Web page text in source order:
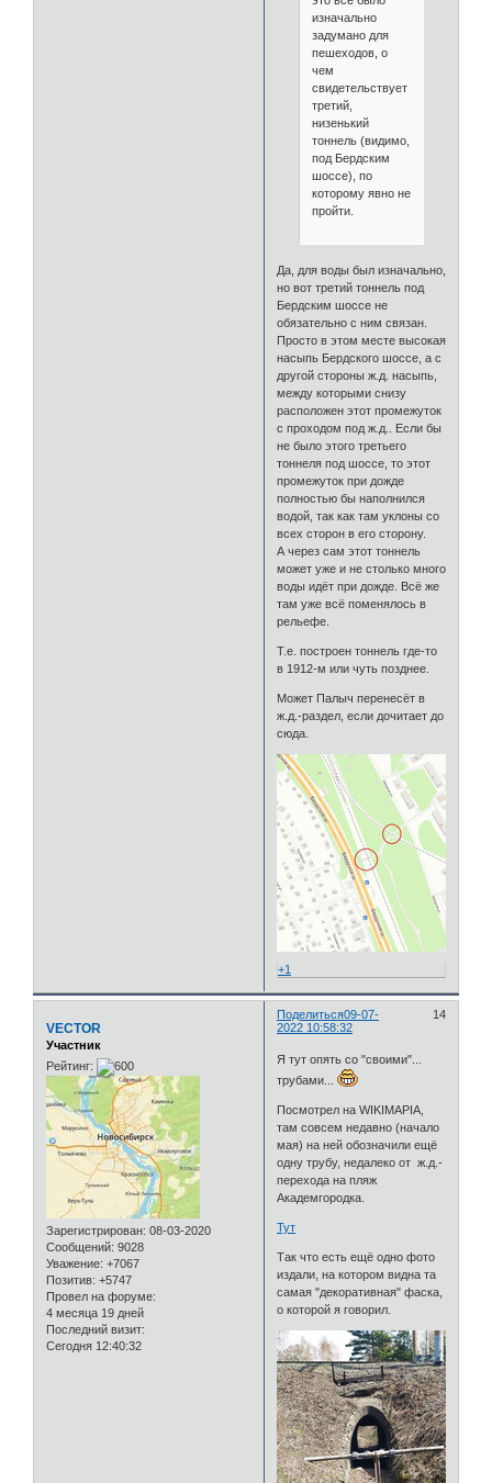
изначально
задумано для
пешеходов, о
чем
свидетельствует
третий,
низенький
тоннель (видимо,
под Бердским
шоссе), по
которому явно не
пройти.
Да, для воды был изначально,
но вот третий тоннель под
Бердским шоссе не
обязательно с ним связан.
Просто в этом месте высокая
насыпь Бердского шоссе, а с
другой стороны ж.д. насыпь,
между которыми снизу
расположен этот промежуток
с проходом под ж.д.. Если бы
не было этого третьего
тоннеля под шоссе, то этот
промежуток при дожде
полностью бы наполнился
водой, так как там уклоны со
всех сторон в его сторону.
А через сам этот тоннель
может уже и не столько много
воды идёт при дожде. Всё же
там уже всё поменялось в
рельефе.
Т.е. построен тоннель где-то
в 1912-м или чуть позднее.
Может Палыч перенесёт в
ж.д.-раздел, если дочитает до
сюда.
+1
Поделиться 14
09-07-
2022 10:58:32
VECTOR
Участник
Рейтинг:
Зарегистрирован: 08-03-2020
Сообщений: 9028
Уважение: +7067
Позитив: +5747
Провел на форуме:
4 месяца 19 дней
Последний визит:
Сегодня 12:40:32
Я тут опять со "своими"...
трубами...
Посмотрел на WIKIMAPIA,
там совсем недавно (начало
мая) на ней обозначили ещё
одну трубу, недалеко от ж.д.-
перехода на пляж
Академгородка.
Тут
Так что есть ещё одно фото
издали, на котором видна та
самая "декоративная" фаска,
о которой я говорил.